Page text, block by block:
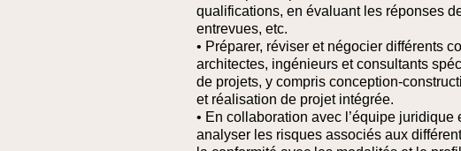
qualifications, en évaluant les réponses
entrevues, etc.
• Préparer, réviser et négocier différents
architectes, ingénieurs et consultants
de projets, y compris conception-
et réalisation de projet intégrée.
• En collaboration avec l’équipe
analyser les risques associés aux